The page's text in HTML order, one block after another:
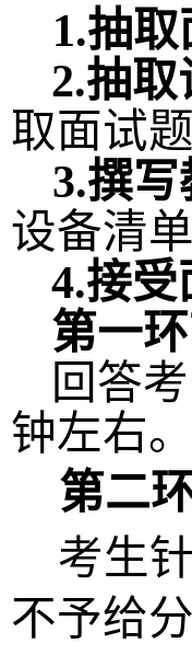
1.抽取
2.抽取
取面试题
3.撰写
设备清
4.接受
第一
回答
钟左右。
第二
考生
不予给